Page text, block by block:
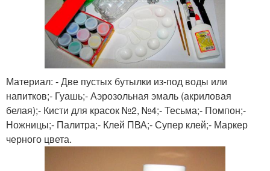
Материал: - Две пустых бутылки из-под воды или
напитков;- Гуашь;- Аэрозольная эмаль (акриловая
белая);- Кисти для красок №2, №4;- Тесьма;- Помпон;-
Ножницы;- Палитра;- Клей ПВА;- Супер клей;- Маркер
черного цвета.